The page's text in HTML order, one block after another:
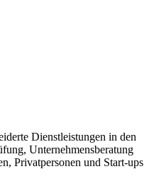
Dienstleistungen in den
Unternehmensberatung
Privatpersonen und Start-ups